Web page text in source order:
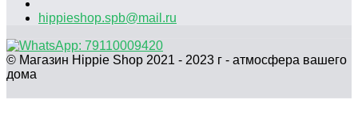
hippieshop.spb@mail.ru
© Магазин Hippie Shop 2021 - 2023 г - атмосфера вашего
дома